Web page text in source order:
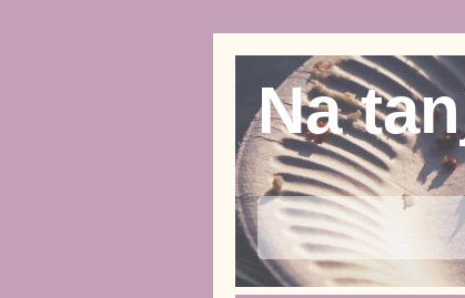
Na